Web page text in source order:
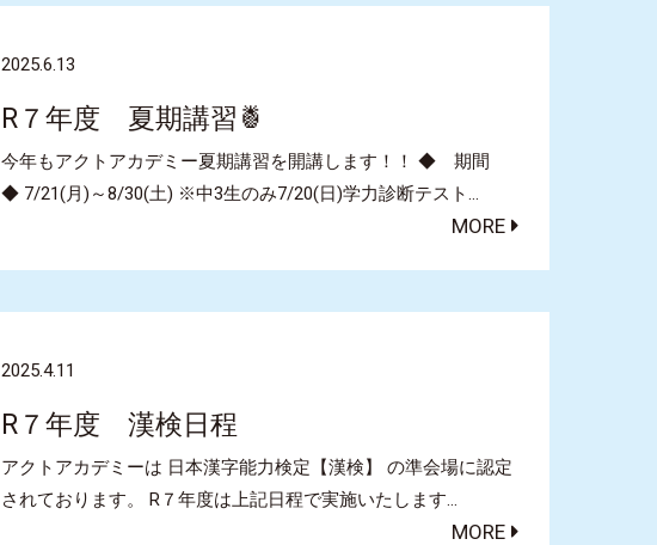
2025.6.13
R７年度 夏期講習🍍
今年もアクトアカデミー夏期講習を開講します！！ ◆ 期間
◆ 7/21(月)～8/30(土) ※中3生のみ7/20(日)学力診断テスト…
MORE
2025.4.11
R７年度 漢検日程
アクトアカデミーは 日本漢字能力検定【漢検】 の準会場に認定
されております。 R７年度は上記日程で実施いたします…
MORE